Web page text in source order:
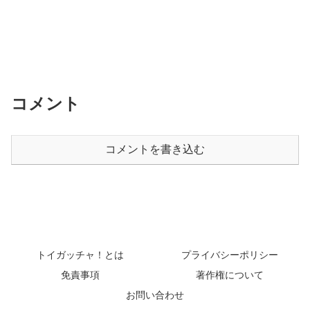
コメント
コメントを書き込む
トイガッチャ！とは
プライバシーポリシー
免責事項
著作権について
お問い合わせ